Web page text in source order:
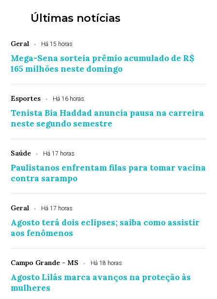
Últimas notícias
Geral Há 15 horas
Mega-Sena sorteia prêmio acumulado de R$
165 milhões neste domingo
Esportes Há 16 horas
Tenista Bia Haddad anuncia pausa na carreira
neste segundo semestre
Saúde Há 17 horas
Paulistanos enfrentam filas para tomar vacina
contra sarampo
Geral Há 17 horas
Agosto terá dois eclipses; saiba como assistir
aos fenômenos
Campo Grande - MS Há 18 horas
Agosto Lilás marca avanços na proteção às
mulheres